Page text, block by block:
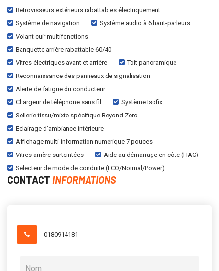
Retrovisseurs extérieurs rabattables électriquement
Système de navigation
Système audio à 6 haut-parleurs
Volant cuir multifonctions
Banquette arrière rabattable 60/40
Vitres électriques avant et arrière
Toit panoramique
Reconnaissance des panneaux de signalisation
Alerte de fatigue du conducteur
Chargeur de téléphone sans fil
Système Isofix
Sellerie tissu/mixte spécifique Beyond Zero
Eclairage d’ambiance intérieure
Affichage multi-information numérique 7 pouces
Vitres arrière surteintées
Aide au démarrage en côte (HAC)
Sélecteur de mode de conduite (ECO/Normal/Power)
CONTACT INFORMATIONS
0180914181